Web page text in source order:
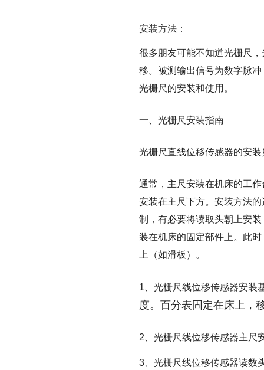
安装方法：
很多朋友可能不知道光栅尺
移。被测输出信号为数字脉
光栅尺的安装和使用。
一、光栅尺安装指南
光栅尺直线位移传感器的安
通常，主尺安装在机床的工
安装在主尺下方。安装方法
制，有必要将读取头朝上安
装在机床的固定部件上。此
上（如滑板）。
1、光栅尺线位移传感器安装
度。百分表固定在床上，
2、光栅尺线位移传感器主尺
3、光栅尺线位移传感器读数